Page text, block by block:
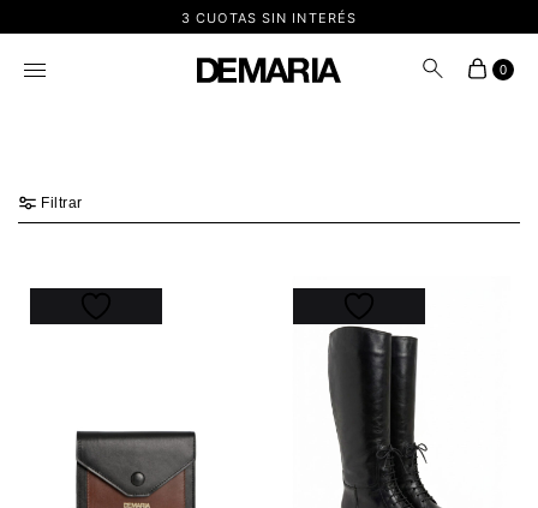
3 CUOTAS SIN INTERÉS
0
Filtrar